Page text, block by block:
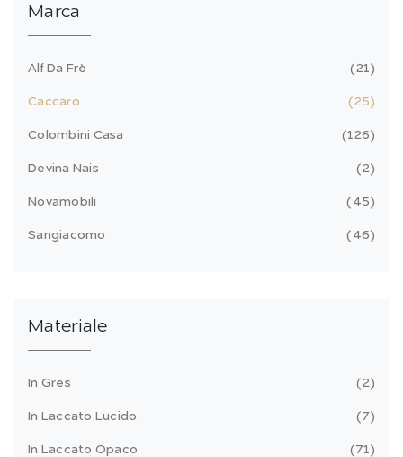
Marca
Alf Da Frè 21
Caccaro 25
Colombini Casa 126
Devina Nais 2
Novamobili 45
Sangiacomo 46
Materiale
In Gres 2
In Laccato Lucido 7
In Laccato Opaco 71